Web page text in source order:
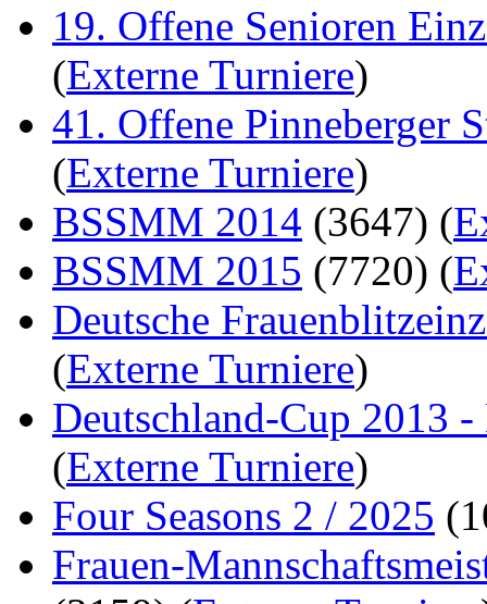
19. Offene Senioren
(Externe Turniere)
41. Offene Pinneberger
(Externe Turniere)
BSSMM 2014 (3647) (
BSSMM 2015 (7720) (
Deutsche
(Externe Turniere)
Deutschland-Cup 2013
(Externe Turniere)
Four Seasons 2 / 2025
Frauen-